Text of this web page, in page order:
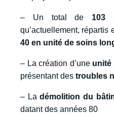
– Un total de 103
qu’actuellement, répartis
40 en unité de soins
– La création d’une unité
présentant des troubles
– Ladémolition du
datant des années 80